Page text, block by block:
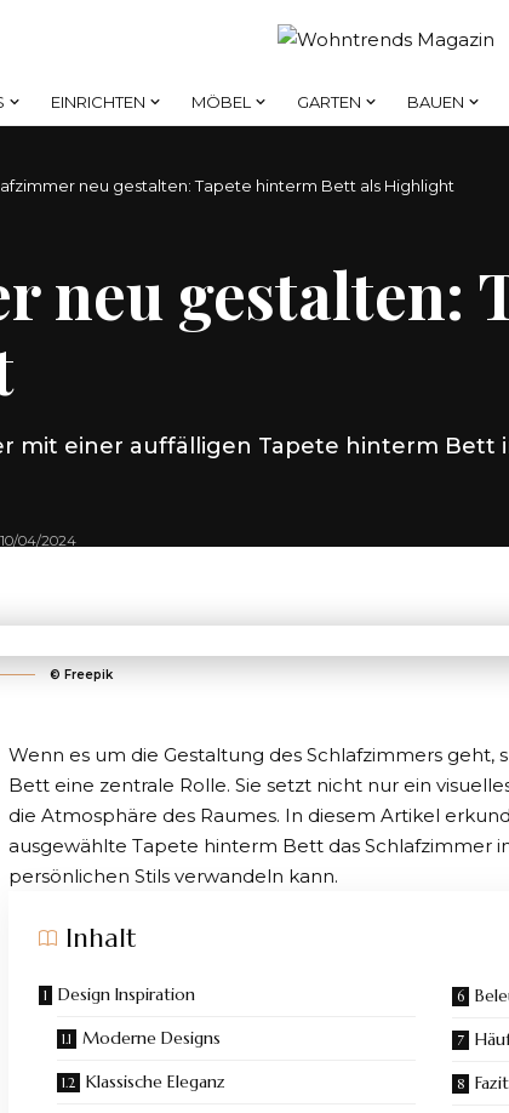
EINRICHTEN MÖBEL GARTEN BAUEN
neu gestalten: Tapete hinterm Bett als Highlight
neu gestalten:
mit einer auffälligen Tapete hinterm Bett
04/2024
©️ Freepik
Wenn es um die Gestaltung des Schlafzimmers
Bett eine zentrale Rolle. Sie setzt nicht nur ein
die Atmosphäre des Raumes. In diesem Artikel
ausgewählte Tapete hinterm Bett das Schlafzimmer
persönlichen Stils verwandeln kann.
Inhalt
Design Inspiration
Moderne Designs
Klassische Eleganz
Fazit